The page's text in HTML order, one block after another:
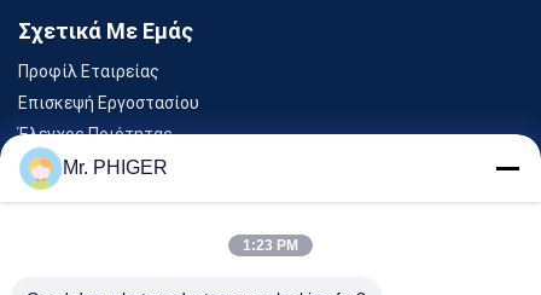
Σχετικά Με Εμάς
Προφίλ Εταιρείας
Επισκεψή Εργοστασίου
Έλεγχος Ποιότητας
SitemapMr. PHIGER
1:23 PM